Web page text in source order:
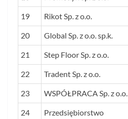
19 Rikot Sp. z o.o.
20 Global Sp. z o.o. sp.k.
21 Step Floor Sp. z o.o.
22 Tradent Sp. z o.o.
23 WSPÓŁPRACA Sp. z o.o.
24
Przedsiębiorstwo